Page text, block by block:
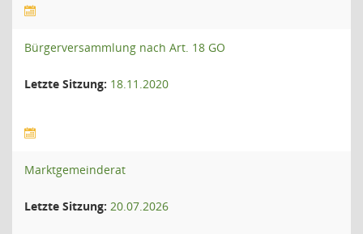
Bürgerversammlung nach Art. 18 GO
Letzte Sitzung: 18.11.2020
Marktgemeinderat
Letzte Sitzung: 20.07.2026